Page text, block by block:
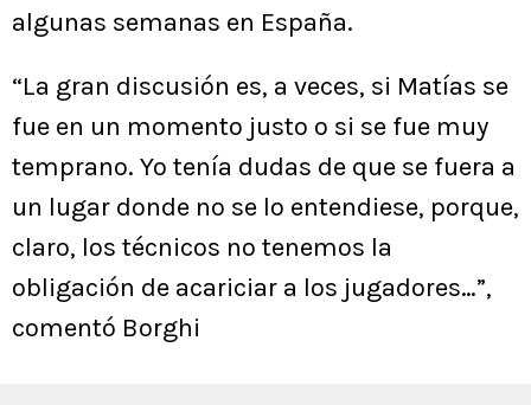
algunas semanas en España.
“La gran discusión es, a veces, si Matías se
fue en un momento justo o si se fue muy
temprano. Yo tenía dudas de que se fuera a
un lugar donde no se lo entendiese, porque,
claro, los técnicos no tenemos la
obligación de acariciar a los jugadores…”,
comentó Borghi